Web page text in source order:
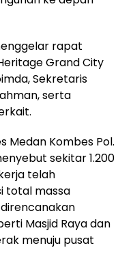
rapat
Grand City
Sekretaris
serta
Medan Kombes Pol.
sekitar 1.200
telah
total massa
Masjid Raya dan
menuju pusat